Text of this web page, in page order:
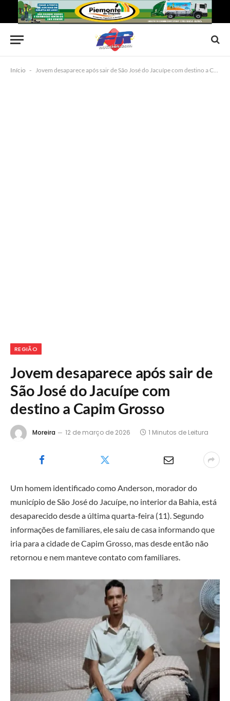
Início - Jovem desaparece após sair de São José do Jacuípe com destino a Capim Grosso
REGIÃO
Jovem desaparece após sair de
São José do Jacuípe com
destino a Capim Grosso
Moreira 12 de março de 2026 1 Minutos de Leitura
Um homem identificado como Anderson, morador do
município de São José do Jacuípe, no interior da Bahia, está
desaparecido desde a última quarta-feira (11). Segundo
informações de familiares, ele saiu de casa informando que
iria para a cidade de Capim Grosso, mas desde então não
retornou e nem manteve contato com familiares.